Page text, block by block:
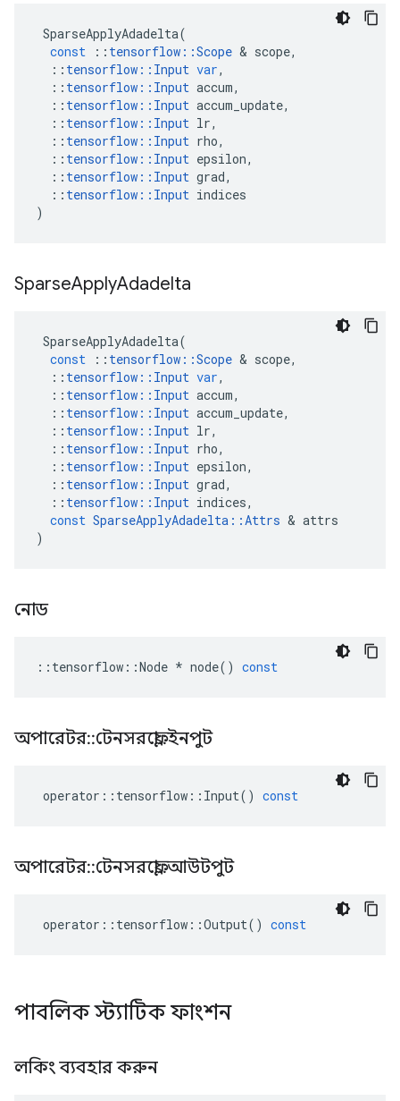
SparseApplyAdadelta(
const
:: tensorflow ::Scope & scope,
:: tensorflow :: Input var,
:: tensorflow :: Input accum,
:: tensorflow :: Input accum_update,
:: tensorflow :: Input lr,
:: tensorflow :: Input rho,
:: tensorflow :: Input epsilon,
:: tensorflow :: Input grad,
:: tensorflow :: Input indices
)
SparseApplyAdadelta
SparseApplyAdadelta(
const
:: tensorflow ::Scope & scope,
:: tensorflow :: Input var,
:: tensorflow :: Input accum,
:: tensorflow :: Input accum_update,
:: tensorflow :: Input lr,
:: tensorflow :: Input rho,
:: tensorflow :: Input epsilon,
:: tensorflow :: Input grad,
:: tensorflow :: Input indices,
const SparseApplyAdadelta ::Attrs & attrs
)
নোড
:: tensorflow ::Node * node() const
অপারেটর::টেনসরফ্লো::ইনপুট
operator :: tensorflow :: Input() const
অপারেটর::টেনসরফ্লো::আউটপুট
operator :: tensorflow ::Output() const
পাবলিক স্ট্যাটিক ফাংশন
লকিং ব্যবহার করুন